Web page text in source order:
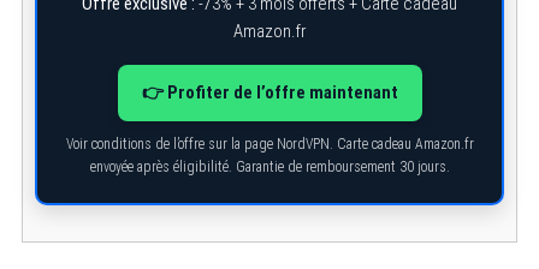
Amazon.fr
👉 Profiter de l’offre maintenant
Voir conditions de l’offre sur la page NordVPN. Carte cadeau Amazon.fr
envoyée après éligibilité. Garantie de remboursement 30 jours.
r